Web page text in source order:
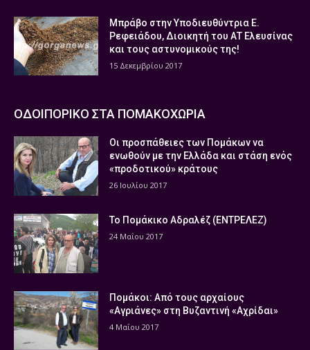
Μπράβο στην Υποδιευθύντρια Ε.
Ρεφειάδου, Διοικητή του ΑΤ Ελευσίνας
και τους αστυνομικούς της!
15 Δεκεμβρίου 2017
ΟΔΟΙΠΟΡΙΚΟ ΣΤΑ ΠΟΜΑΚΟΧΩΡΙΑ
Οι προσπάθειες των Πομάκων να
ενωθούν με την Ελλάδα και στάση ενός
«προδοτικού» κράτους
26 Ιουλίου 2017
Το Πομάκικο Αδραλέζ (ΕΝΤΡΕΛΕΖ)
24 Μαΐου 2017
Πομάκοι: Από τους αρχαίους
«Αγριάνες» στη Βυζαντινή «Αχρίδαι»
4 Μαΐου 2017